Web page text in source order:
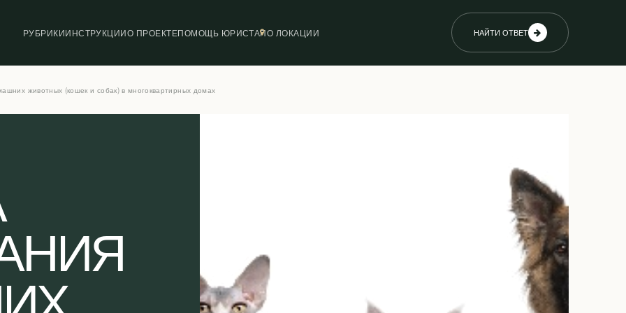
РУБРИКИИНСТРУКЦИИО ПРОЕКТЕПОМОЩЬ ЮРИСТАПО ЛОКАЦИИ НАЙТИ ОТВЕТ
животных (кошек и собак) в многоквартирных домах